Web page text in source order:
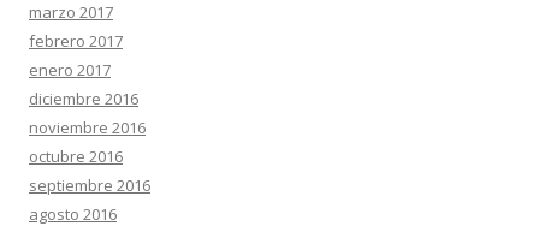
marzo 2017
febrero 2017
enero 2017
diciembre 2016
noviembre 2016
octubre 2016
septiembre 2016
agosto 2016